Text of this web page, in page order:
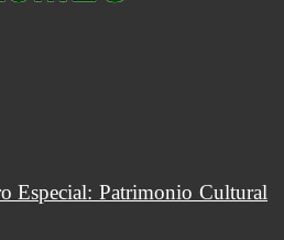
Especial: Patrimonio Cultural